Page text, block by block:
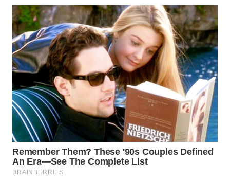
WN
SOLO
WN
BOROBUDUR
WN
MADURA
WN
SURABAYA
WN